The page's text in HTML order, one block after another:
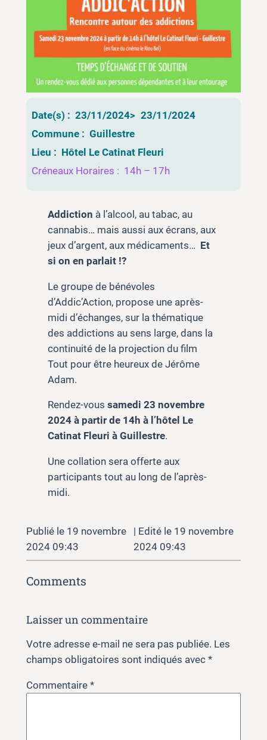
Date(s) : 23/11/2024> 23/11/2024
Commune : Guillestre
Lieu : Hôtel Le Catinat Fleuri
Créneaux Horaires : 14h – 17h
Addiction à l’alcool, au tabac, au
cannabis… mais aussi aux écrans, aux
jeux d’argent, aux médicaments… Et
si on en parlait !?
Le groupe de bénévoles
d’Addic’Action, propose une après-
midi d’échanges, sur la thématique
des addictions au sens large, dans la
continuité de la projection du film
Tout pour être heureux de Jérôme
Adam.
Rendez-vous samedi 23 novembre
2024 à partir de 14h à l’hôtel Le
Catinat Fleuri à Guillestre.
Une collation sera offerte aux
participants tout au long de l’après-
midi.
19 novembre
2024 09:43
19 novembre
2024 09:43
Comments
Laisser un commentaire
Votre adresse e-mail ne sera pas publiée. Les
champs obligatoires sont indiqués avec *
Commentaire *